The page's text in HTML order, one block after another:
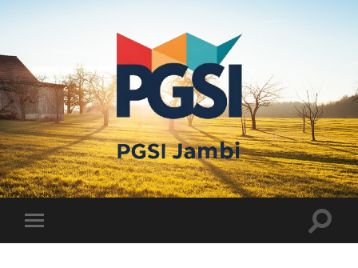
PGSI
JAMBI
Toggle
mobile
Toggle